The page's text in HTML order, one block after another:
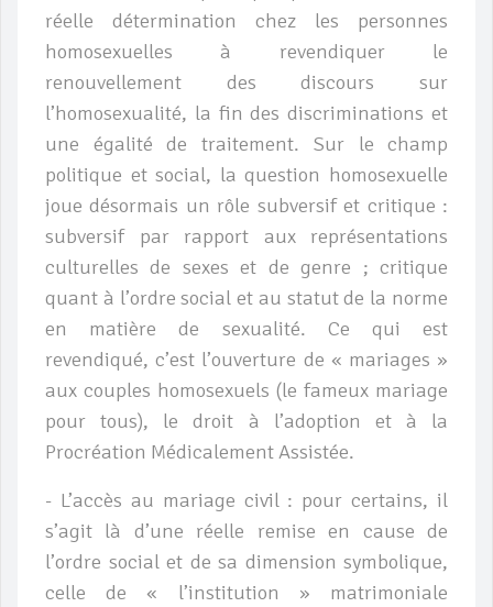
réelle détermination chez les personnes
homosexuelles à revendiquer le
renouvellement des discours sur
l’homosexualité, la fin des discriminations et
une égalité de traitement. Sur le champ
politique et social, la question homosexuelle
joue désormais un rôle subversif et critique :
subversif par rapport aux représentations
culturelles de sexes et de genre ; critique
quant à l’ordre social et au statut de la norme
en matière de sexualité. Ce qui est
revendiqué, c’est l’ouverture de « mariages »
aux couples homosexuels (le fameux mariage
pour tous), le droit à l’adoption et à la
Procréation Médicalement Assistée.
- L’accès au mariage civil : pour certains, il
s’agit là d’une réelle remise en cause de
l’ordre social et de sa dimension symbolique,
celle de « l’institution » matrimoniale